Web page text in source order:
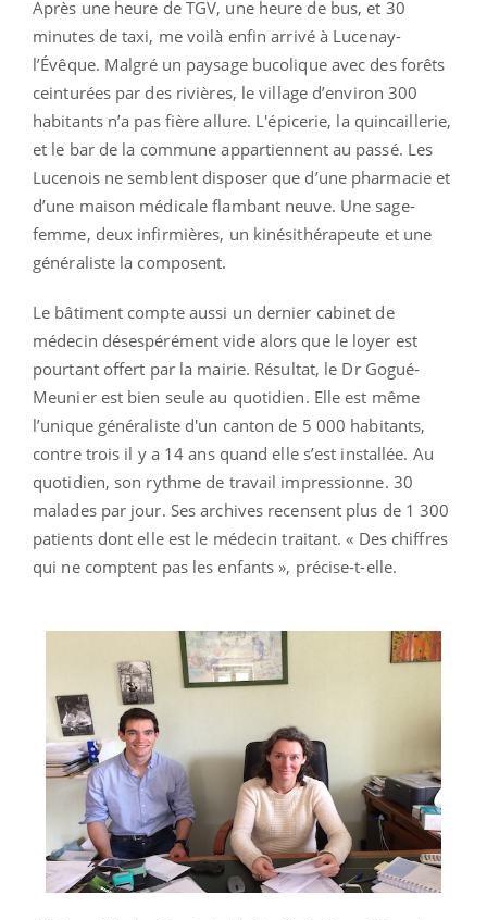
Après une heure de TGV, une heure de bus, et 30
minutes de taxi, me voilà enfin arrivé à Lucenay-
l’Évêque. Malgré un paysage bucolique avec des forêts
ceinturées par des rivières, le village d’environ 300
habitants n’a pas fière allure. L'épicerie, la quincaillerie,
et le bar de la commune appartiennent au passé. Les
Lucenois ne semblent disposer que d’une pharmacie et
d’une maison médicale flambant neuve. Une sage-
femme, deux infirmières, un kinésithérapeute et une
généraliste la composent.
Le bâtiment compte aussi un dernier cabinet de
médecin désespérément vide alors que le loyer est
pourtant offert par la mairie. Résultat, le Dr Gogué-
Meunier est bien seule au quotidien. Elle est même
l’unique généraliste d'un canton de 5 000 habitants,
contre trois il y a 14 ans quand elle s’est installée. Au
quotidien, son rythme de travail impressionne. 30
malades par jour. Ses archives recensent plus de 1 300
patients dont elle est le médecin traitant. « Des chiffres
qui ne comptent pas les enfants », précise-t-elle.